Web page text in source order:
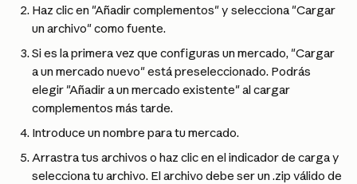
Haz clic en "Añadir complementos" y selecciona "Cargar
un archivo" como fuente.
Si es la primera vez que configuras un mercado, "Cargar
a un mercado nuevo" está preseleccionado. Podrás
elegir "Añadir a un mercado existente" al cargar
complementos más tarde.
Introduce un nombre para tu mercado.
Arrastra tus archivos o haz clic en el indicador de carga y
selecciona tu archivo. El archivo debe ser un .zip válido de